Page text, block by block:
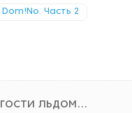
Часть 2
льдом...